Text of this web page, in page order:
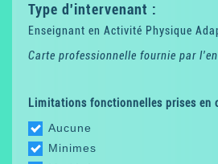
Type d'intervenant :
Enseignant en Activité Physique
Carte professionnelle fournie par
Limitations fonctionnelles prises en
Aucune
Minimes